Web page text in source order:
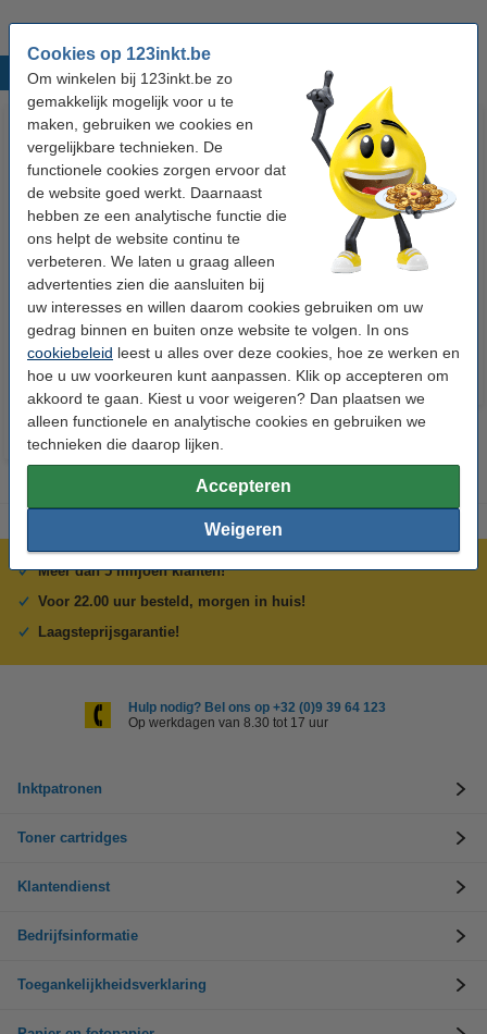
Cookies op 123inkt.be
Om winkelen bij 123inkt.be zo
gemakkelijk mogelijk voor u te
maken, gebruiken we cookies en
vergelijkbare technieken. De
functionele cookies zorgen ervoor dat
de website goed werkt. Daarnaast
hebben ze een analytische functie die
ons helpt de website continu te
verbeteren. We laten u graag alleen
advertenties zien die aansluiten bij
uw interesses en willen daarom cookies gebruiken om uw
gedrag binnen en buiten onze website te volgen. In ons
cookiebeleid leest u alles over deze cookies, hoe ze werken en
hoe u uw voorkeuren kunt aanpassen. Klik op accepteren om
akkoord te gaan. Kiest u voor weigeren? Dan plaatsen we
alleen functionele en analytische cookies en gebruiken we
technieken die daarop lijken.
Accepteren
Weigeren
Populaire producten
Lexmark X264H11G toner zwart
hoge capaciteit (123inkt
huismerk)
€ 101,50 Incl. 21% btw
(origineel)
Meer dan 5 miljoen klanten!
Voor 22.00 uur besteld, morgen in huis!
Laagsteprijsgarantie!
Hulp nodig? Bel ons op +32 (0)9 39 64 123
Op werkdagen van 8.30 tot 17 uur
Inktpatronen
Toner cartridges
Klantendienst
Bedrijfsinformatie
Toegankelijkheidsverklaring